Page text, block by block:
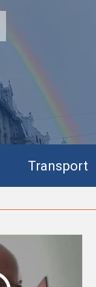
Transport